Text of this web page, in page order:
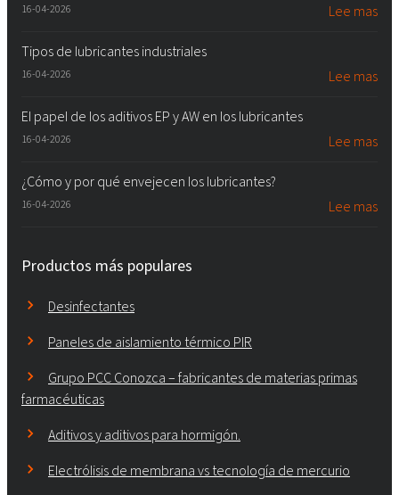
16-04-2026 Lee mas
Tipos de lubricantes industriales
16-04-2026 Lee mas
El papel de los aditivos EP y AW en los lubricantes
16-04-2026 Lee mas
¿Cómo y por qué envejecen los lubricantes?
16-04-2026 Lee mas
Productos más populares
Desinfectantes
Paneles de aislamiento térmico PIR
Grupo PCC Conozca – fabricantes de materias primas
farmacéuticas
Aditivos y aditivos para hormigón.
Electrólisis de membrana vs tecnología de mercurio